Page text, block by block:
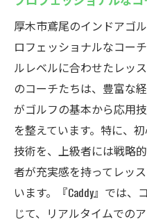
厚木市鳶尾のインドアゴ
ロフェッショナルなコー
ルレベルに合わせたレッ
のコーチたちは、豊富な
がゴルフの基本から応用
を整えています。特に、
技術を、上級者には戦略
者が充実感を持ってレッ
います。『Caddy』では
じて、リアルタイムでの